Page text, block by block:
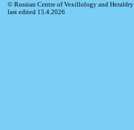
© Russian Centre of Vexillology and Heraldry
last edited 15.4.2026